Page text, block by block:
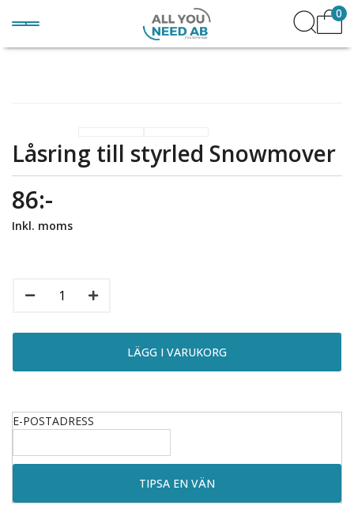
0
Låsring till styrled Snowmover
86:-
Inkl. moms
E-POSTADRESS